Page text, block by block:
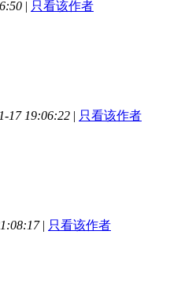
| 只看该作者
17 19:06:22 | 只看该作者
| 只看该作者